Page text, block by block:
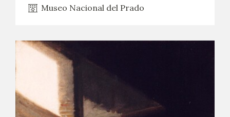
Museo Nacional del Prado